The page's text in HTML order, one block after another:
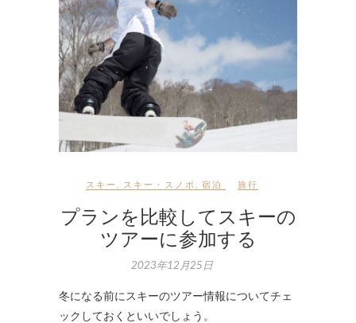
スキー スキー・スノボ 宿泊 旅行
プランを比較してスキーの
ツアーに参加する
2023年12月25日
冬になる前にスキーのツアー情報についてチェ
ックしておくといいでしょう。